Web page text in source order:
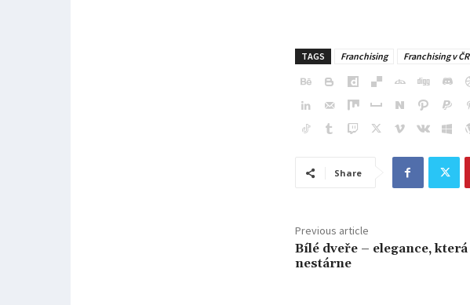
TAGS Franchising Franchising v ČR
Share
Previous article
Bílé dveře – elegance, která
nestárne